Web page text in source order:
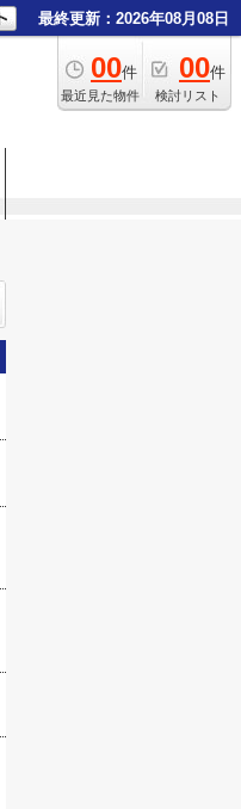
最終更新：2026年08月08日
00件
最近見た物件
00件
検討リスト